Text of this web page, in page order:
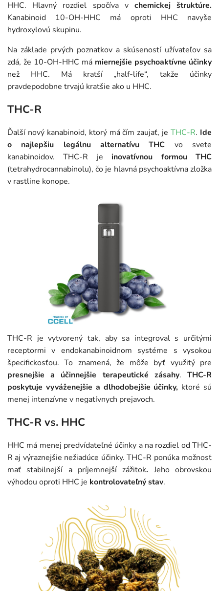
HHC. Hlavný rozdiel spočíva vchemickej štruktúre.
Kanabinoid 10-OH-HHC má oproti HHC navyše
hydroxylovú skupinu.
Na základe prvých poznatkov a skúseností užívateľov sa
zdá, že 10-OH-HHC má miernejšie psychoaktívne účinky
než HHC. Má kratší „half-life“, takže účinky
pravdepodobne trvajú kratšie ako u HHC.
THC-R
Ďalší nový kanabinoid, ktorý má čím zaujať, je THC-R. Ide
o najlepšiu legálnu alternatívu THC vo svete
kanabinoidov. THC-R jeinovatívnou formou THC
(tetrahydrocannabinolu), čo je hlavná psychoaktívna zložka
v rastline konope.
THC-R je vytvorený tak, aby sa integroval s určitými
receptormi v endokanabinoidnom systéme s vysokou
špecifickosťou. To znamená, že môže byť využitý pre
presnejšie a účinnejšie terapeutické zásahy.THC-R
poskytuje vyváženejšie a dlhodobejšie účinky, ktoré sú
menej intenzívne v negatívnych prejavoch.
THC-R vs. HHC
HHC má menej predvídateľné účinky a na rozdiel od THC-
R aj výraznejšie nežiadúce účinky. THC-R ponúka možnosť
mať stabilnejší a príjemnejší zážitok. Jeho obrovskou
výhodou oproti HHC je kontrolovateľný stav.